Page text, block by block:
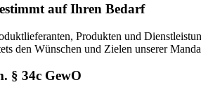
auf Ihren Bedarf
Produkten und
den Wünschen und Zielen unserer
§ 34c GewO